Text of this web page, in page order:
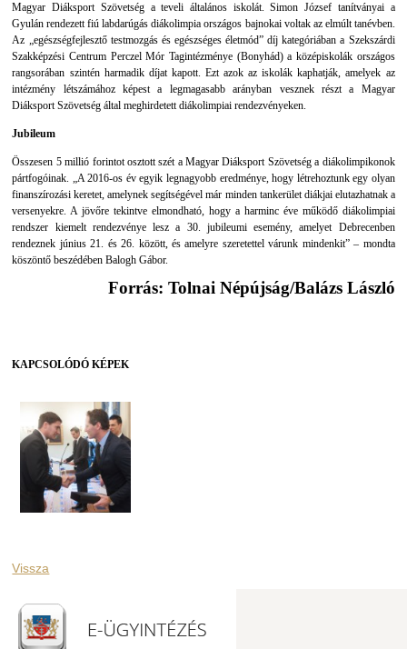
Magyar Diáksport Szövetség a teveli általános iskolát. Simon József tanítványai a
Gyulán rendezett fiú labdarúgás diákolimpia országos bajnokai voltak az elmúlt tanévben.
Az „egészségfejlesztő testmozgás és egészséges életmód” díj kategóriában a Szekszárdi
Szakképzési Centrum Perczel Mór Tagintézménye (Bonyhád) a középiskolák országos
rangsorában szintén harmadik díjat kapott. Ezt azok az iskolák kaphatják, amelyek az
intézmény létszámához képest a legmagasabb arányban vesznek részt a Magyar
Diáksport Szövetség által meghirdetett diákolimpiai rendezvényeken.
Jubileum
Összesen 5 millió forintot osztott szét a Magyar Diáksport Szövetség a diákolimpikonok
pártfogóinak. „A 2016-os év egyik legnagyobb eredménye, hogy létrehoztunk egy olyan
finanszírozási keretet, amelynek segítségével már minden tankerület diákjai elutazhatnak a
versenyekre. A jövőre tekintve elmondható, hogy a harminc éve működő diákolimpiai
rendszer kiemelt rendezvénye lesz a 30. jubileumi esemény, amelyet Debrecenben
rendeznek június 21. és 26. között, és amelyre szeretettel várunk mindenkit” – mondta
köszöntő beszédében Balogh Gábor.
Forrás: Tolnai Népújság/Balázs László
KAPCSOLÓDÓ KÉPEK
Vissza